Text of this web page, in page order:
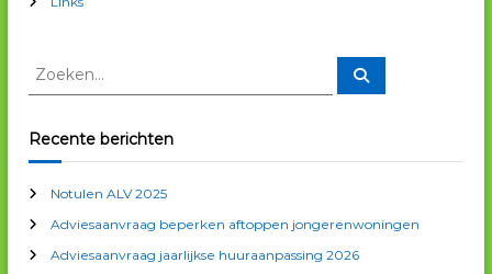
n
a
v
i
Z
k
e
n
a
a
Z
Recente berichten
Notulen ALV 2025
Adviesaanvraag beperken aftoppen jongerenwoningen
Adviesaanvraag jaarlijkse huuraanpassing 2026